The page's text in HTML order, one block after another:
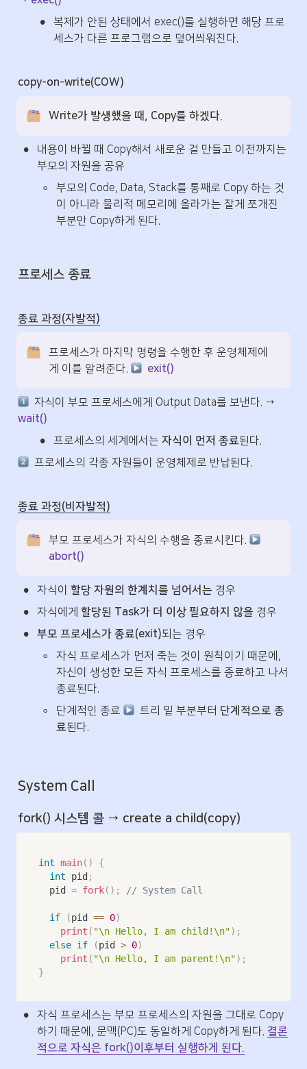
•
복제가 안된 상태에서 exec()를 실행하면 해당 프로
세스가 다른 프로그램으로 덮어씌워진다.
copy-on-write(COW)
Write가 발생했을 때, Copy를 하겠다.
•
내용이 바뀔 때 Copy해서 새로운 걸 만들고 이전까지는
부모의 자원을 공유
◦
부모의 Code, Data, Stack를 통째로 Copy 하는 것
이 아니라 물리적 메모리에 올라가는 잘게 쪼개진
부분만 Copy하게 된다.
프로세스 종료
종료 과정(자발적)
프로세스가 마지막 명령을 수행한 후 운영체제에
게 이를 알려준다.
exit()
wait()
• 프로세스의 세계에서는 자식이 먼저 종료된다.
프로세스의 각종 자원들이 운영체제로 반납된다.
종료 과정(비자발적)
부모 프로세스가 자식의 수행을 종료시킨다.
abort()
• 자식이 할당 자원의 한계치를 넘어서는 경우
• 자식에게 할당된 Task가 더 이상 필요하지 않을 경우
• 부모 프로세스가 종료(exit)되는 경우
◦
자식 프로세스가 먼저 죽는 것이 원칙이기 때문에,
자신이 생성한 모든 자식 프로세스를 종료하고 나서
종료된다.
◦ 단계적인 종료 트리 밑 부분부터 단계적으로 종
료된다.
System Call
fork() 시스템 콜 → create a child(copy)
int main( )
{
int pid ;
	pid
= fork( ) ; // System Call
if (pid == 0)
print ( "\n Hello, I am child!\n") ;
else if (pid > 0)
print ( "\n Hello, I am parent!\n") ;
}
•
자식 프로세스는 부모 프로세스의 자원을 그대로 Copy
하기 때문에, 문맥(PC)도 동일하게 Copy하게 된다. 결론
적으로 자식은 fork()이후부터 실행하게 된다.